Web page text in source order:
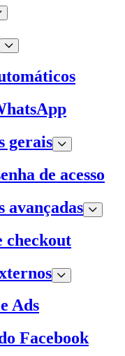
gerais
de acesso
avançadas
checkout
Ads
Facebook